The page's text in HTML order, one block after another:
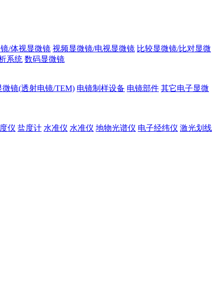
/体视显微镜 视频显微镜/电视显微镜 比较显微镜/比对显微
系统 数码显微镜
微镜(透射电镜/TEM) 电镜制样设备 电镜部件 其它电子显微
仪 盐度计 水准仪 水准仪 地物光谱仪 电子经纬仪 激光划线